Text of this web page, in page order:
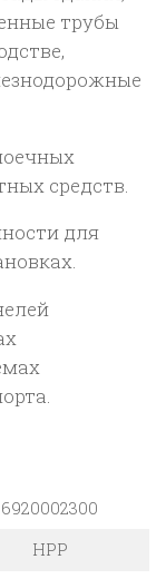
трубы
средств.
для
6920002300
HPP